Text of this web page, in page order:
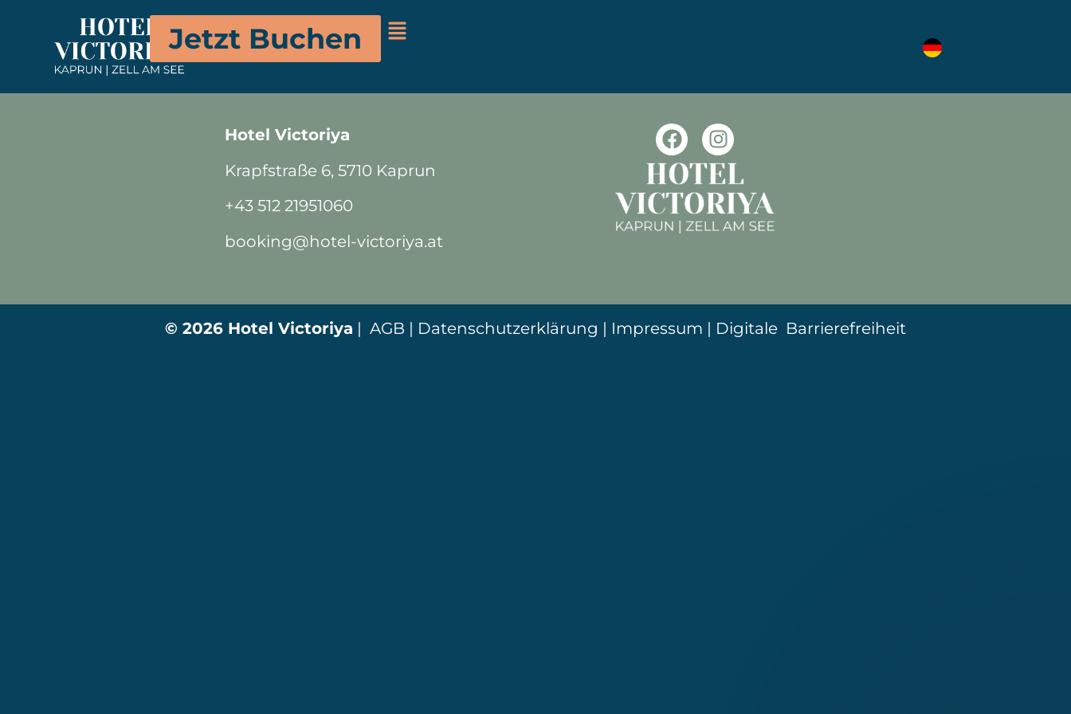
Jetzt Buchen
Kostenlos im Zimmer und Lobby. Melde dich einfach im Netz
welcome@victoriyamit dem Passwort an und surfe los.
Hotel Victoriya
Krapfstraße 6, 5710 Kaprun
+43 512 21951060
booking@hotel-victoriya.at
© 2026 Hotel Victoriya | AGB | Datenschutzerklärung | Impressum | Digitale Barrierefreiheit